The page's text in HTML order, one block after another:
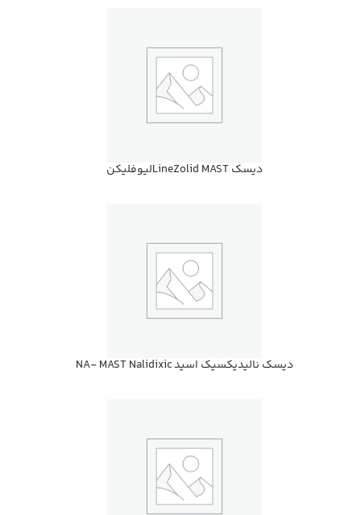
ديسك LineZolid MASTليوفليكن
ديسك نالیدیکسیک اسید NA- MAST Nalidixic